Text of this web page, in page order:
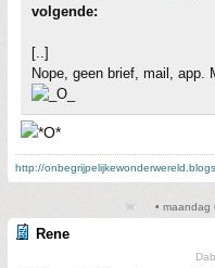
volgende:
[..]
Nope, geen brief, mail, app.
http://
• maandag
Rene